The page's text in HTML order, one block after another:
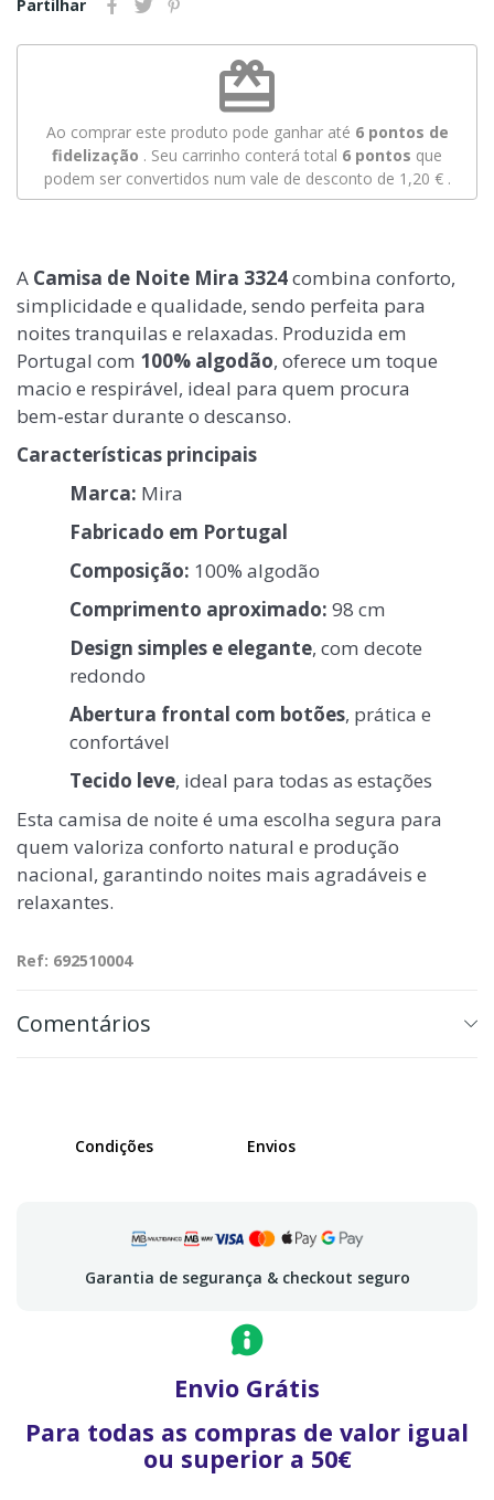
Partilhar
redeem
Ao comprar este produto pode ganhar até 6pontos de
fidelização . Seu carrinho conterá total 6 pontos que
podem ser convertidos num vale de desconto de 1,20 €.
A Camisa de Noite Mira 3324combina conforto,
simplicidade e qualidade, sendo perfeita para
noites tranquilas e relaxadas. Produzida em
Portugal com 100% algodão, oferece um toque
macio e respirável, ideal para quem procura
bem‑estar durante o descanso.
Características principais
Marca: Mira
Fabricado em Portugal
Composição: 100% algodão
Comprimento aproximado: 98 cm
Design simples e elegante, com decote
redondo
Abertura frontal com botões, prática e
confortável
Tecido leve, ideal para todas as estações
Esta camisa de noite é uma escolha segura para
quem valoriza conforto natural e produção
nacional, garantindo noites mais agradáveis e
relaxantes.
Ref: 692510004
Comentários
Condições Envios
Garantia de segurança & checkout seguro
Envio Grátis
Para todas as compras de valor igual
ou superior a 50€